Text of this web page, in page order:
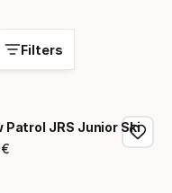
Filters
Patrol JRS Junior Ski
€